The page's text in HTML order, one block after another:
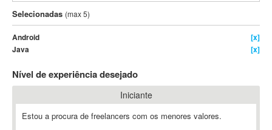
3DS Max
3GSM
4D Dimension
A&P
A-GPS
A2Billing
AAUS Scientific Diver
Selecionadas (max 5)
Android
[x]
Java
[x]
Nível de experiência desejado
Iniciante
Estou a procura de freelancers com os menores valores.